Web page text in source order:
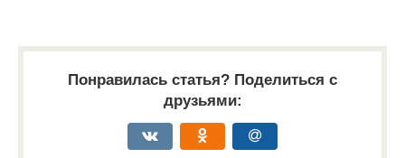
Понравилась статья? Поделиться с
друзьями: